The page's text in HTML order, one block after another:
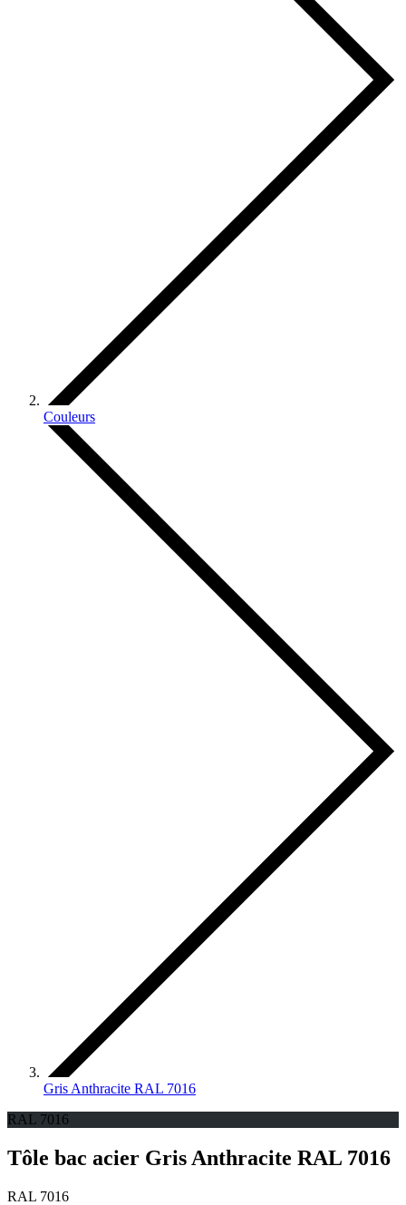
Couleurs
Gris Anthracite RAL 7016
RAL 7016
Tôle bac acier Gris Anthracite RAL 7016
RAL 7016